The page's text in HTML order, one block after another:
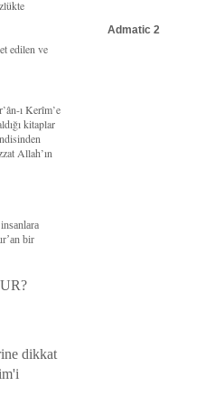
edilen ve
ı Kerîm’e
kitaplar
Allah’ın
bir
dikkat
Admatic 2